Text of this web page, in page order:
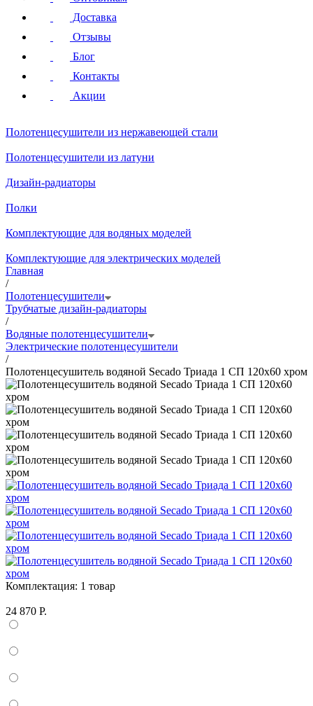
Доставка
Отзывы
Блог
Контакты
Акции
Полотенцесушители из нержавеющей стали
Полотенцесушители из латуни
Дизайн-радиаторы
Полки
Комплектующие для водяных моделей
Комплектующие для электрических моделей
Главная
/
Полотенцесушители
Трубчатые дизайн-радиаторы
/
Водяные полотенцесушители
Электрические полотенцесушители
/
Полотенцесушитель водяной Secado Триада 1 СП 120x60 хром
Комплектация: 1 товар
24 870 Р.